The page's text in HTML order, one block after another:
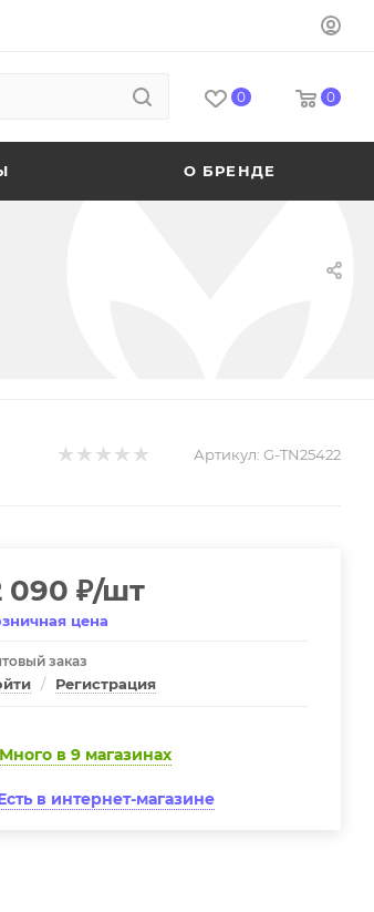
0 0
О БРЕНДЕ
Артикул: G-TN25422
090 ₽/шт
цена
заказ
/ Регистрация
Много в 9 магазинах
в интернет-магазине